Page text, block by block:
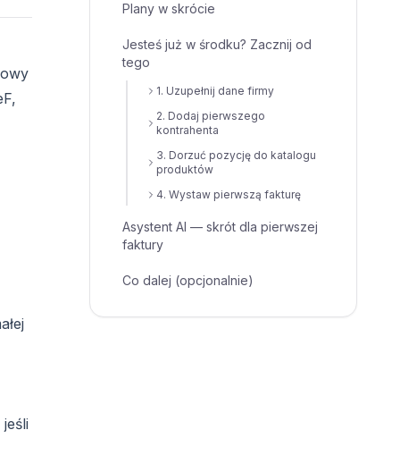
Plany w skrócie
Jesteś już w środku? Zacznij od
tego
1. Uzupełnij dane firmy
2. Dodaj pierwszego
kontrahenta
3. Dorzuć pozycję do katalogu
produktów
4. Wystaw pierwszą fakturę
Asystent AI — skrót dla pierwszej
faktury
Co dalej (opcjonalnie)